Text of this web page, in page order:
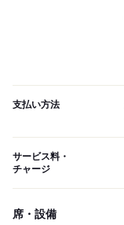
支払い方法
サービス料・
チャージ
席・設備